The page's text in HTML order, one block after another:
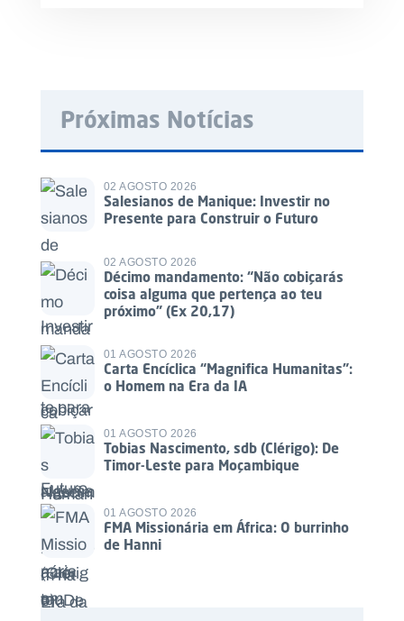
Próximas Notícias
02 AGOSTO 2026
Salesianos de Manique: Investir no
Presente para Construir o Futuro
02 AGOSTO 2026
Décimo mandamento: “Não cobiçarás
coisa alguma que pertença ao teu
próximo” (Ex 20,17)
01 AGOSTO 2026
Carta Encíclica “Magnifica Humanitas”:
o Homem na Era da IA
01 AGOSTO 2026
Tobias Nascimento, sdb (Clérigo): De
Timor-Leste para Moçambique
01 AGOSTO 2026
FMA Missionária em África: O burrinho
de Hanni